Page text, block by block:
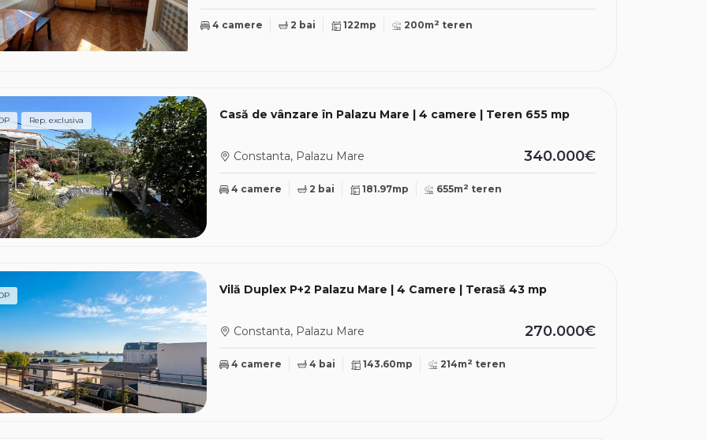
4 camere 2 bai 122mp 200m2 teren
Rep. exclusiva Casă de vânzare în Palazu Mare | 4 camere | Teren 655 mp
Constanta, Palazu Mare 340.000€
4 camere 2 bai 181.97mp 655m2 teren
Vilă Duplex P+2 Palazu Mare | 4 Camere | Terasă 43 mp
Constanta, Palazu Mare 270.000€
4 camere 4 bai 143.60mp 214m2 teren